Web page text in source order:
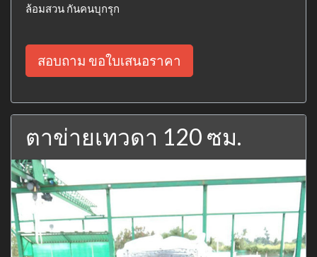
ล้อมสวน กันคนบุกรุก
สอบถาม ขอใบเสนอราคา
ตาข่ายเทวดา 120 ซม.